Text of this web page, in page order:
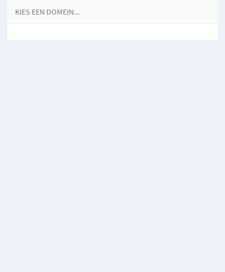
KIES EEN DOMEIN...